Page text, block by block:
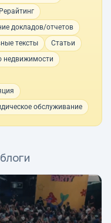
Рерайтинг
докладов/отчетов
тексты
Статьи
недвижимости
обслуживание